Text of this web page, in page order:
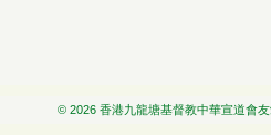
© 2026 香港九龍塘基督教中華宣道會友愛